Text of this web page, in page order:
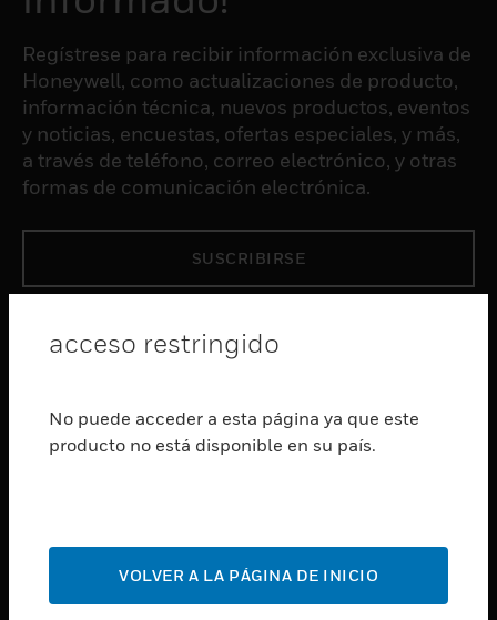
Regístrese para recibir información exclusiva de
Honeywell, como actualizaciones de producto,
información técnica, nuevos productos, eventos
y noticias, encuestas, ofertas especiales, y más,
a través de teléfono, correo electrónico, y otras
formas de comunicación electrónica.
SUSCRIBIRSE
Cambiar vista
SERVICIOS
Cambiar vista
Cambiar vista
acceso restringido
No puede acceder a esta página ya que este
producto no está disponible en su país.
VOLVER A LA PÁGINA DE INICIO